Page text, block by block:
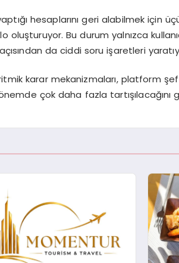
hesaplarını geri alabilmek için
Bu durum yalnızca
da ciddi soru işaretleri
karar mekanizmaları, platform
çok daha fazla tartışılacağını